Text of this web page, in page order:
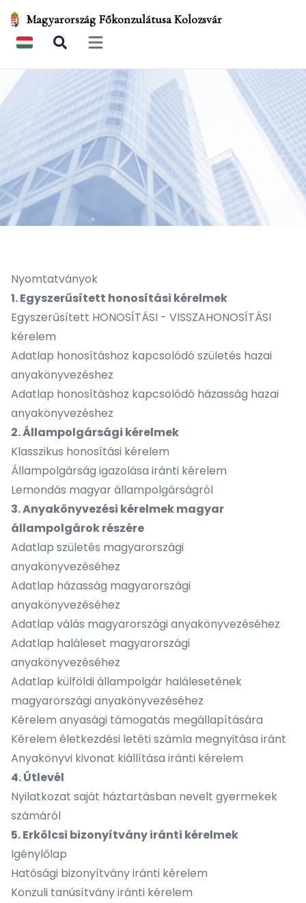
Magyarország Főkonzulátusa Kolozsvár
Open main menu
Nyomtatványok
1. Egyszerűsített honosítási kérelmek
Egyszerűsített HONOSÍTÁSI - VISSZAHONOSÍTÁSI
kérelem
Adatlap honosításhoz kapcsolódó születés hazai
anyakönyvezéshez
Adatlap honosításhoz kapcsolódó házasság hazai
anyakönyvezéshez
2. Állampolgársági kérelmek
Klasszikus honosítási kérelem
Állampolgárság igazolása iránti kérelem
Lemondás magyar állampolgárságról
3. Anyakönyvezési kérelmek magyar
állampolgárok részére
Adatlap születés magyarországi
anyakönyvezéséhez
Adatlap házasság magyarországi
anyakönyvezéséhez
Adatlap válás magyarországi anyakönyvezéséhez
Adatlap haláleset magyarországi
anyakönyvezéséhez
Adatlap külföldi állampolgár halálesetének
magyarországi anyakönyvezéséhez
Kérelem anyasági támogatás megállapítására
Kérelem életkezdési letéti számla megnyitása iránt
Anyakönyvi kivonat kiállítása iránti kérelem
4. Útlevél
Nyilatkozat saját háztartásban nevelt gyermekek
számáról
5. Erkölcsi bizonyítvány iránti kérelmek
Igénylőlap
Hatósági bizonyítvány iránti kérelem
Konzuli tanúsítvány iránti kérelem